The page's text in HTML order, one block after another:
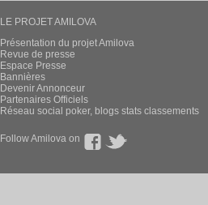
LE PROJET AMILOVA
Présentation du projet Amilova
Revue de presse
Espace Presse
Bannières
Devenir Annonceur
Partenaires Officiels
Réseau social poker, blogs stats classements
Follow Amilova on